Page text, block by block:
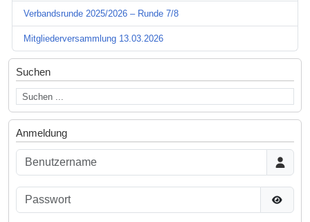
Verbandsrunde 2025/2026 – Runde 7/8
Mitgliederversammlung 13.03.2026
Suchen
Anmeldung
Benutzername
Passwort